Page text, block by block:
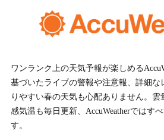
ワンランク上の天気予報が楽しめる
基づいたライブの警報や注意報、詳細な
りやすい春の天気も心配ありません。
感気温も毎日更新、AccuWeatherではす
す。